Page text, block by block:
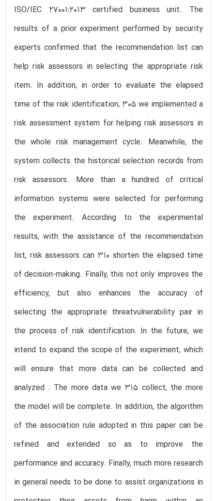
ISO/IEC 27001:2013 certified business unit. The
results of a prior experiment performed by security
experts confirmed that the recommendation list can
help risk assessors in selecting the appropriate risk
item. In addition, in order to evaluate the elapsed
time of the risk identification, 305 we implemented a
risk assessment system for helping risk assessors in
the whole risk management cycle. Meanwhile, the
system collects the historical selection records from
risk assessors. More than a hundred of critical
information systems were selected for performing
the experiment. According to the experimental
results, with the assistance of the recommendation
list, risk assessors can 310 shorten the elapsed time
of decision-making. Finally, this not only improves the
efficiency, but also enhances the accuracy of
selecting the appropriate threatvulnerability pair in
the process of risk identification. In the future, we
intend to expand the scope of the experiment, which
will ensure that more data can be collected and
analyzed . The more data we 315 collect, the more
the model will be complete. In addition, the algorithm
of the association rule adopted in this paper can be
refined and extended so as to improve the
performance and accuracy. Finally, much more research
in general needs to be done to assist organizations in